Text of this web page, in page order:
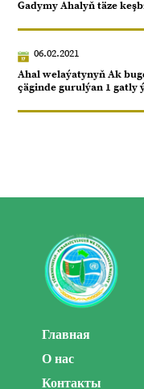
Gadymy Ahalyň täze
06.02.2021
Ahal welaýatynyň Ak
çäginde gurulýan 1 gatly
Главная
О нас
Контакты